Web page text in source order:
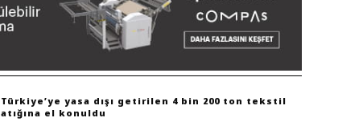
Türkiye’ye yasa dışı getirilen 4 bin 200 ton tekstil
atığına el konuldu